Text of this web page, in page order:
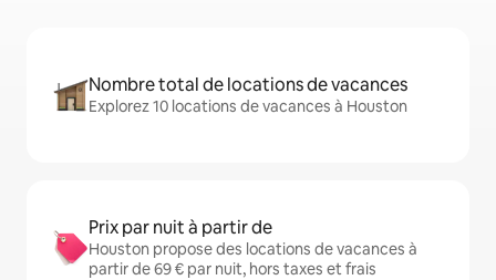
Nombre total de locations de vacances
Explorez 10 locations de vacances à Houston
Prix par nuit à partir de
Houston propose des locations de vacances à
partir de 69 € par nuit, hors taxes et frais